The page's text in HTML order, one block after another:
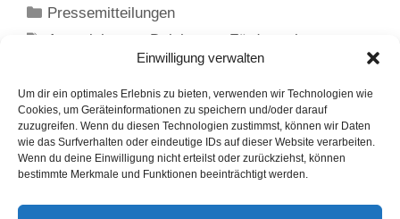
Einwilligung verwalten
Um dir ein optimales Erlebnis zu bieten, verwenden wir Technologien wie
Cookies, um Geräteinformationen zu speichern und/oder darauf
zuzugreifen. Wenn du diesen Technologien zustimmst, können wir Daten
wie das Surfverhalten oder eindeutige IDs auf dieser Website verarbeiten.
Wenn du deine Einwilligung nicht erteilst oder zurückziehst, können
bestimmte Merkmale und Funktionen beeinträchtigt werden.
Kategorien
Pressemitteilungen
Schlagwörter
Auszeichnung Deichmann Förderpreis
Affiliate-Marketing
Kindheits-Rezepte Gewinnspiel –
Teilnahmebedingungen